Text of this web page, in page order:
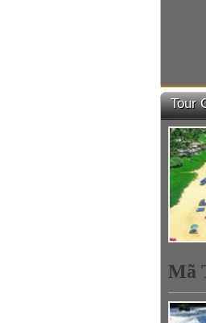
Tour
Mã